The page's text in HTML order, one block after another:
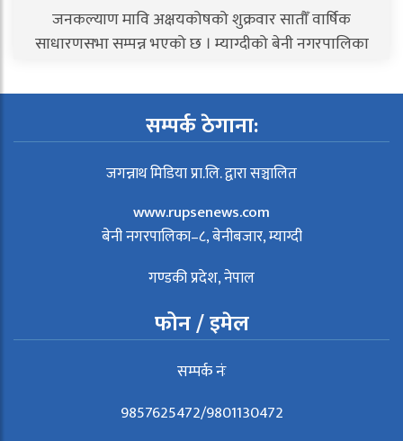
जनकल्याण मावि अक्षयकोषको शुक्रवार सातौँ वार्षिक
साधारणसभा सम्पन्न भएको छ । म्याग्दीको बेनी नगरपालिका
सम्पर्क ठेगाना:
जगन्नाथ मिडिया प्रा.लि. द्वारा सञ्चालित
www.rupsenews.com
बेनी नगरपालिका–८, बेनीबजार, म्याग्दी
गण्डकी प्रदेश, नेपाल
फोन / इमेल
सम्पर्क नंः
9857625472/9801130472